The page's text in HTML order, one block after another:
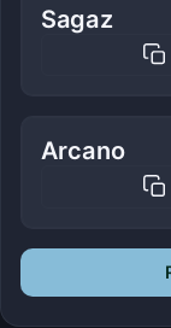
Sagaz
Arcano